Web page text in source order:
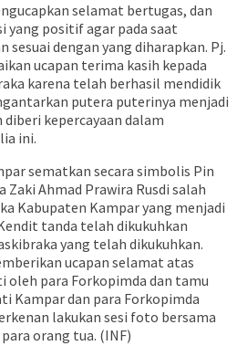
selamat bertugas, dan
positif agar pada saat
sesuai dengan yang diharapkan. Pj.
ucapan terima kasih kepada
karena telah berhasil mendidik
putera puterinya menjadi
kepercayaan dalam
ini.
sematkan secara simbolis Pin
Zaki Ahmad Prawira Rusdi salah
Kabupaten Kampar yang menjadi
tanda telah dikukuhkan
yang telah dikukuhkan.
ucapan selamat atas
oleh para Forkopimda dan tamu
Kampar dan para Forkopimda
lakukan sesi foto bersama
orang tua. (INF)